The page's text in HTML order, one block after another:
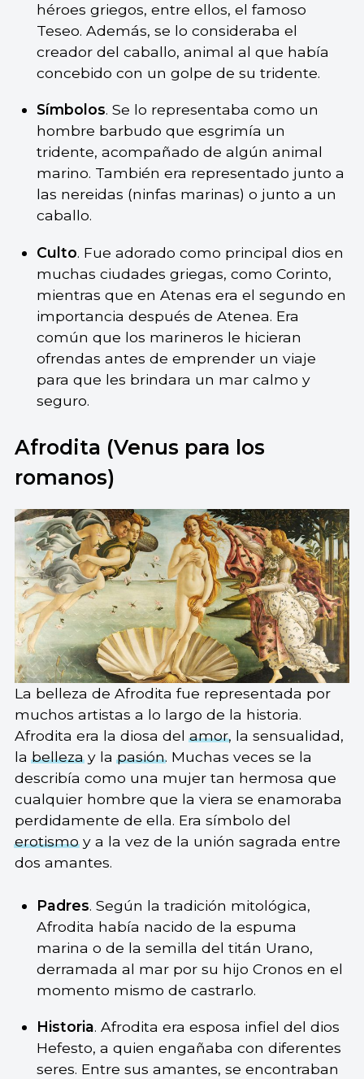
héroes griegos, entre ellos, el famoso
Teseo. Además, se lo consideraba el
creador del caballo, animal al que había
concebido con un golpe de su tridente.
Símbolos. Se lo representaba como un
hombre barbudo que esgrimía un
tridente, acompañado de algún animal
marino. También era representado junto a
las nereidas (ninfas marinas) o junto a un
caballo.
Culto. Fue adorado como principal dios en
muchas ciudades griegas, como Corinto,
mientras que en Atenas era el segundo en
importancia después de Atenea. Era
común que los marineros le hicieran
ofrendas antes de emprender un viaje
para que les brindara un mar calmo y
seguro.
Afrodita (Venus para los
romanos)
La belleza de Afrodita fue representada por
muchos artistas a lo largo de la historia.
Afrodita era la diosa delamor, la sensualidad,
labellezay lapasión. Muchas veces se la
describía como una mujer tan hermosa que
cualquier hombre que la viera se enamoraba
perdidamente de ella. Era símbolo del
erotismoy a la vez de la unión sagrada entre
dos amantes.
Padres. Según la tradición mitológica,
Afrodita había nacido de la espuma
marina o de la semilla del titán Urano,
derramada al mar por su hijo Cronos en el
momento mismo de castrarlo.
Historia. Afrodita era esposa infiel del dios
Hefesto, a quien engañaba con diferentes
seres. Entre sus amantes, se encontraban